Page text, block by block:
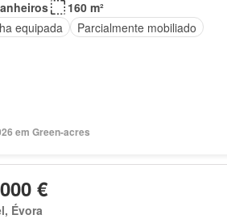
160 m²
equipada
Parcialmente mobiliado
em Green-acres
€
Évora